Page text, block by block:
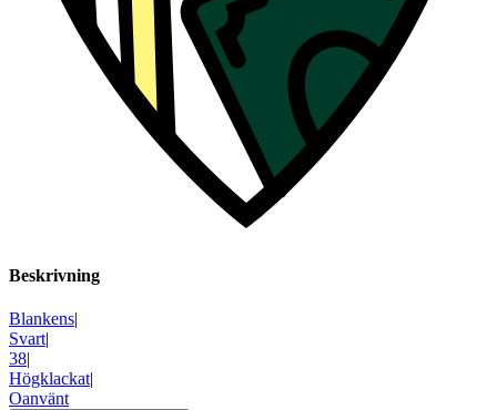
Beskrivning
Blankens|
Svart|
38|
Högklackat|
Oanvänt